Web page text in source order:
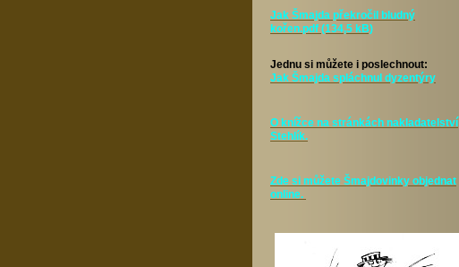
Jak Šmajda překročil bludný
kořen.pdf (134,5 kB)
Jednu si můžete i poslechnout:
Jak Šmajda spláchnul dyzentýry
O knížce na stránkách nakladatelství
Stehlík.
Zde si můžete Šmajdovinky objednat
online.